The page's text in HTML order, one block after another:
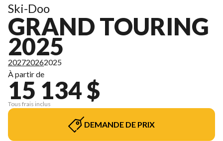
Ski-Doo
GRAND TOURING
2025
202720262025
À partir de
15 134 $
Tous frais inclus
DEMANDE DE PRIX